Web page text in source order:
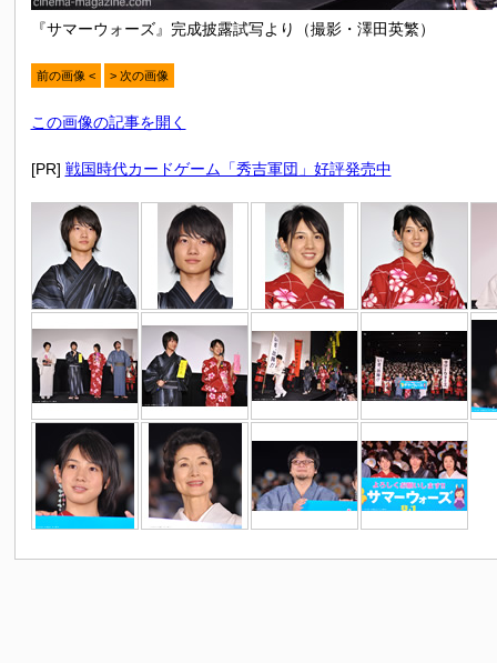
『サマーウォーズ』完成披露試写より（撮影・澤田英繁）
前の画像 < > 次の画像
この画像の記事を開く
[PR] 戦国時代カードゲーム「秀吉軍団」好評発売中